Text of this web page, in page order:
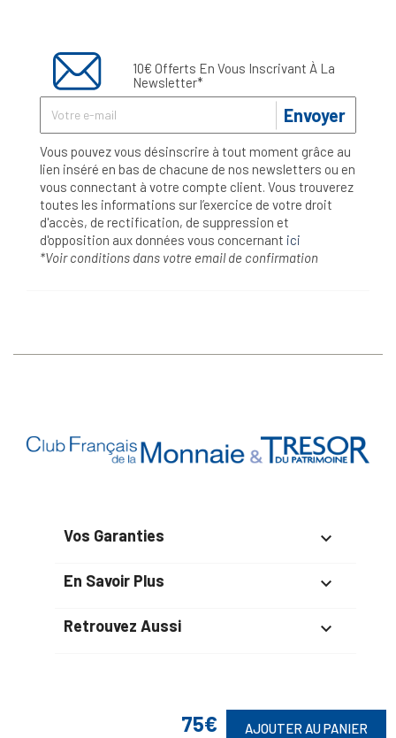
75€ AJOUTER AU PANIER
10€ Offerts En Vous Inscrivant À La
Newsletter*
Envoyer
Vous pouvez vous désinscrire à tout moment grâce au
lien inséré en bas de chacune de nos newsletters ou en
vous connectant à votre compte client. Vous trouverez
toutes les informations sur l’exercice de votre droit
d'accès, de rectification, de suppression et
d'opposition aux données vous concernant ici
*Voir conditions dans votre email de confirmation
Vos Garanties 
En Savoir Plus 
Retrouvez Aussi 
Suivez-Nous